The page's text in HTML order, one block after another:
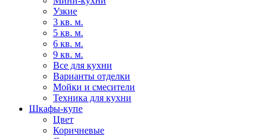
Узкие
3 кв. м.
5 кв. м.
6 кв. м.
9 кв. м.
Все для кухни
Варианты отделки
Мойки и смесители
Техника для кухни
Шкафы-купе
Цвет
Коричневые